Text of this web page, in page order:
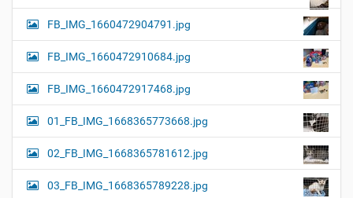
FB_IMG_1660472904791.jpg
FB_IMG_1660472910684.jpg
FB_IMG_1660472917468.jpg
01_FB_IMG_1668365773668.jpg
02_FB_IMG_1668365781612.jpg
03_FB_IMG_1668365789228.jpg